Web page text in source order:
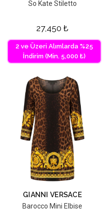
So Kate Stiletto
27,450 ₺
2 ve Üzeri Alımlarda %25
İndirim (Min. 5,000 ₺)
GIANNI VERSACE
Barocco Mini Elbise